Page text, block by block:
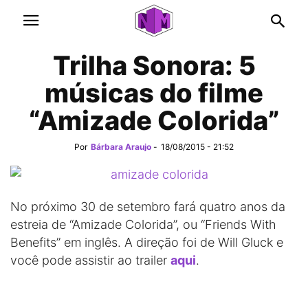
Trilha Sonora: 5
músicas do filme
“Amizade Colorida”
Por Bárbara Araujo - 18/08/2015 - 21:52
No próximo 30 de setembro fará quatro anos da
estreia de “Amizade Colorida”, ou “Friends With
Benefits” em inglês. A direção foi de Will Gluck e
você pode assistir ao trailer aqui.